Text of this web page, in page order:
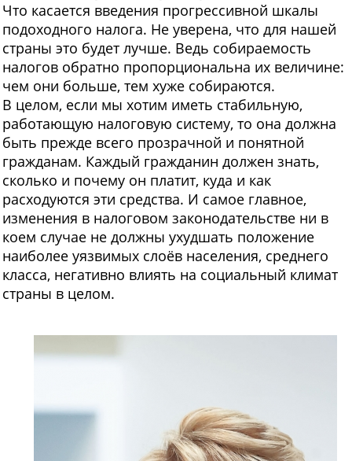
Что касается введения прогрессивной шкалы
подоходного налога. Не уверена, что для нашей
страны это будет лучше. Ведь собираемость
налогов обратно пропорциональна их величине:
чем они больше, тем хуже собираются.
В целом, если мы хотим иметь стабильную,
работающую налоговую систему, то она должна
быть прежде всего прозрачной и понятной
гражданам. Каждый гражданин должен знать,
сколько и почему он платит, куда и как
расходуются эти средства. И самое главное,
изменения в налоговом законодательстве ни в
коем случае не должны ухудшать положение
наиболее уязвимых слоёв населения, среднего
класса, негативно влиять на социальный климат
страны в целом.